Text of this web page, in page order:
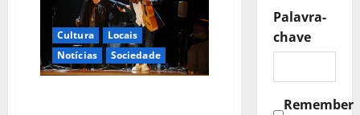
Cultura
Locais
Notícias
Sociedade
Palavra-
chave
Remember